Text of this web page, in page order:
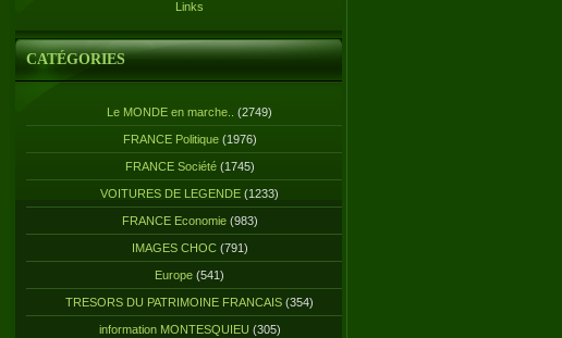
Links
CATÉGORIES
Le MONDE en marche.. (2749)
FRANCE Politique(1976)
FRANCE Société(1745)
VOITURES DE LEGENDE (1233)
FRANCE Economie(983)
IMAGES CHOC(791)
Europe (541)
TRESORS DU PATRIMOINE FRANCAIS (354)
information MONTESQUIEU (305)